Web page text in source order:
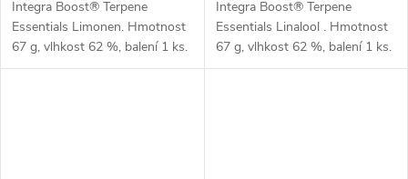
Integra Boost® Terpene
Essentials Limonen. Hmotnost
67 g, vlhkost 62 %, balení 1 ks.
Integra Boost® Terpene
Essentials Linalool . Hmotnost
67 g, vlhkost 62 %, balení 1 ks.